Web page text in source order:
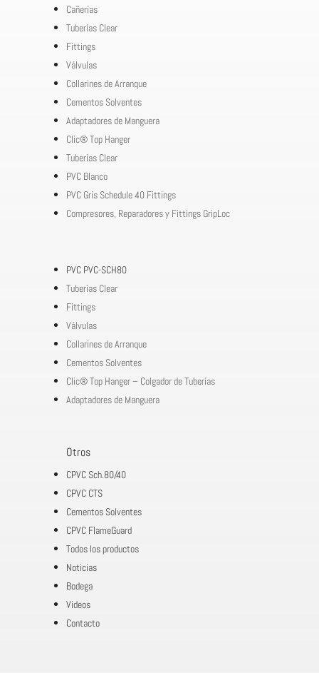
Cañerías
Tuberías Clear
Fittings
Válvulas
Collarines de Arranque
Cementos Solventes
Adaptadores de Manguera
Clic® Top Hanger
Tuberías Clear
PVC Blanco
PVC Gris Schedule 40 Fittings
Compresores, Reparadores y Fittings GripLoc
PVC PVC-SCH80
Tuberías Clear
Fittings
Válvulas
Collarines de Arranque
Cementos Solventes
Clic® Top Hanger – Colgador de Tuberías
Adaptadores de Manguera
Otros
CPVC Sch.80/40
CPVC CTS
Cementos Solventes
CPVC FlameGuard
Todos los productos
Noticias
Bodega
Videos
Contacto